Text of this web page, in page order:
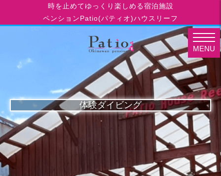
時を止めてゆっくり楽しめる宿泊施設
ペンションPatio(パティオ)ハウスリーフ
体験ダイビング
MENU